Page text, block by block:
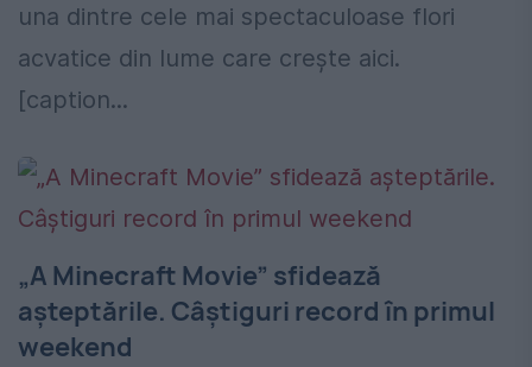
una dintre cele mai spectaculoase flori
acvatice din lume care crește aici.
[caption...
„A Minecraft Movie” sfidează
așteptările. Câștiguri record în primul
weekend